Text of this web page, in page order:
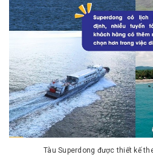
Tàu Superdong được thiết kế